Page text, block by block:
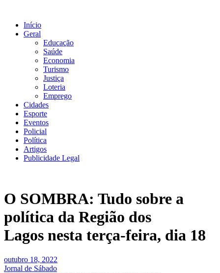
conteúdo
Início
Geral
Educação
Saúde
Economia
Turismo
Justiça
Loteria
Emprego
Cidades
Esporte
Eventos
Policial
Política
Artigos
Publicidade Legal
O SOMBRA: Tudo sobre a
política da Região dos
Lagos nesta terça-feira, dia 18
outubro 18, 2022
Jornal de Sábado